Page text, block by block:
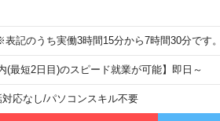
記のうち実働3時間15分から7時間30分です。
(最短2日目)のスピード就業が可能】即日～
応なし/パソコンスキル不要